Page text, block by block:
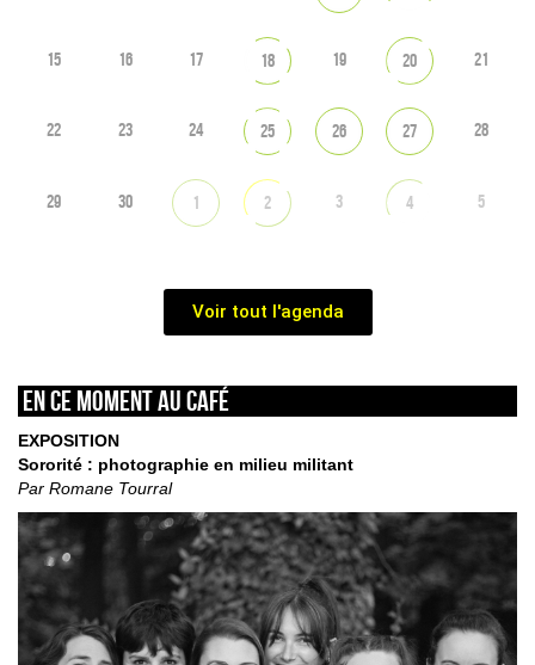
15 16 17 18 19 20 21
22 23 24 25 26 27 28
29 30 1 2 3 4 5
Voir tout l'agenda
En ce moment au café
EXPOSITION
Sororité : photographie en milieu militant
Par Romane Tourral